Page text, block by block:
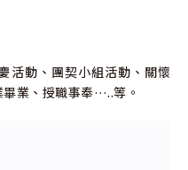
活動、團契小組活動、關懷
業、授職事奉…..等。